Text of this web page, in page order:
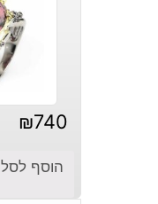
₪740
הוסף לסל